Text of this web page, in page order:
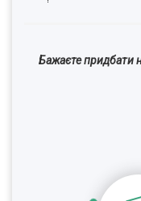
Бажаєте придбати